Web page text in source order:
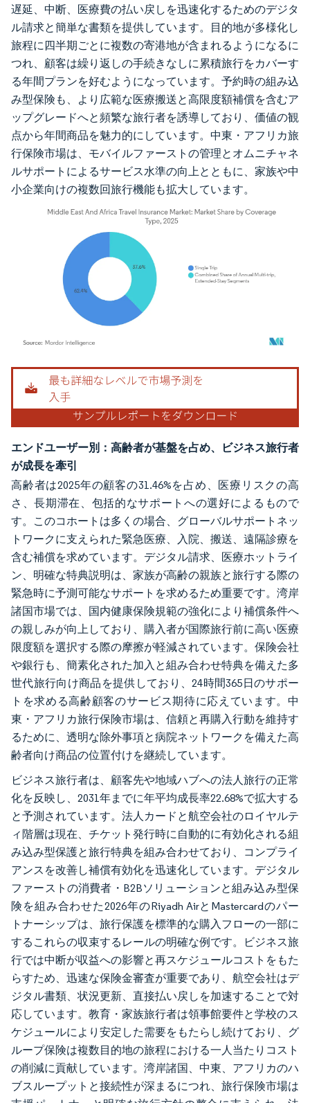
遅延、中断、医療費の払い戻しを迅速化するためのデジタ
ル請求と簡単な書類を提供しています。目的地が多様化し
旅程に四半期ごとに複数の寄港地が含まれるようになるに
つれ、顧客は繰り返しの手続きなしに累積旅行をカバーす
る年間プランを好むようになっています。予約時の組み込
み型保険も、より広範な医療搬送と高限度額補償を含むア
ップグレードへと頻繁な旅行者を誘導しており、価値の観
点から年間商品を魅力的にしています。中東・アフリカ旅
行保険市場は、モバイルファーストの管理とオムニチャネ
ルサポートによるサービス水準の向上とともに、家族や中
小企業向けの複数回旅行機能も拡大しています。
画像 © Mordor Intelligence。再利用にはCC BY 4.0の表示が必要です。
エンドユーザー別：高齢者が基盤を占め、ビジネス旅行者
が成長を牽引
高齢者は2025年の顧客の31.46%を占め、医療リスクの高
さ、長期滞在、包括的なサポートへの選好によるもので
す。このコホートは多くの場合、グローバルサポートネッ
トワークに支えられた緊急医療、入院、搬送、遠隔診療を
含む補償を求めています。デジタル請求、医療ホットライ
ン、明確な特典説明は、家族が高齢の親族と旅行する際の
緊急時に予測可能なサポートを求めるため重要です。湾岸
諸国市場では、国内健康保険規範の強化により補償条件へ
の親しみが向上しており、購入者が国際旅行前に高い医療
限度額を選択する際の摩擦が軽減されています。保険会社
や銀行も、簡素化された加入と組み合わせ特典を備えた多
世代旅行向け商品を提供しており、24時間365日のサポー
トを求める高齢顧客のサービス期待に応えています。中
東・アフリカ旅行保険市場は、信頼と再購入行動を維持す
るために、透明な除外事項と病院ネットワークを備えた高
齢者向け商品の位置付けを継続しています。
ビジネス旅行者は、顧客先や地域ハブへの法人旅行の正常
化を反映し、2031年までに年平均成長率22.68%で拡大する
と予測されています。法人カードと航空会社のロイヤルテ
ィ階層は現在、チケット発行時に自動的に有効化される組
み込み型保護と旅行特典を組み合わせており、コンプライ
アンスを改善し補償有効化を迅速化しています。デジタル
ファーストの消費者・B2Bソリューションと組み込み型保
険を組み合わせた2026年のRiyadh AirとMastercardのパー
トナーシップは、旅行保護を標準的な購入フローの一部に
するこれらの収束するレールの明確な例です。ビジネス旅
行では中断が収益への影響と再スケジュールコストをもた
らすため、迅速な保険金審査が重要であり、航空会社はデ
ジタル書類、状況更新、直接払い戻しを加速することで対
応しています。教育・家族旅行者は領事館要件と学校のス
ケジュールにより安定した需要をもたらし続けており、グ
ループ保険は複数目的地の旅程における一人当たりコスト
の削減に貢献しています。湾岸諸国、中東、アフリカのハ
ブスループットと接続性が深まるにつれ、旅行保険市場は